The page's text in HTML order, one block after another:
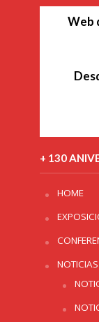
Web
+ 130
HOME
NOTICIAS